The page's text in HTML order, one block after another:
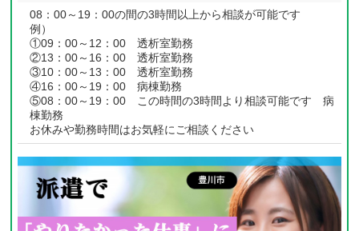
08：00～19：00の間の3時間以上から相談が可能です
例）
①09：00～12：00 透析室勤務
②13：00～16：00 透析室勤務
③10：00～13：00 透析室勤務
④16：00～19：00 病棟勤務
⑤08：00～19：00 この時間の3時間より相談可能です 病
棟勤務
お休みや勤務時間はお気軽にご相談ください